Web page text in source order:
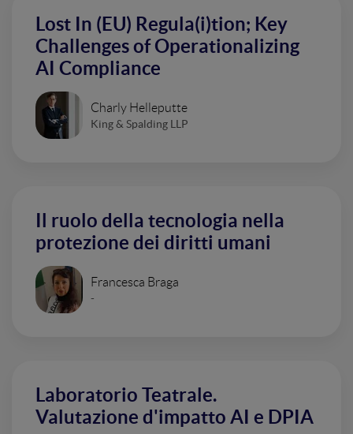
Lost In (EU) Regula(i)tion; Key
Challenges of Operationalizing
AI Compliance
Charly Helleputte
King & Spalding LLP
Il ruolo della tecnologia nella
protezione dei diritti umani
Francesca Braga
-
Laboratorio Teatrale.
Valutazione d'impatto AI e DPIA